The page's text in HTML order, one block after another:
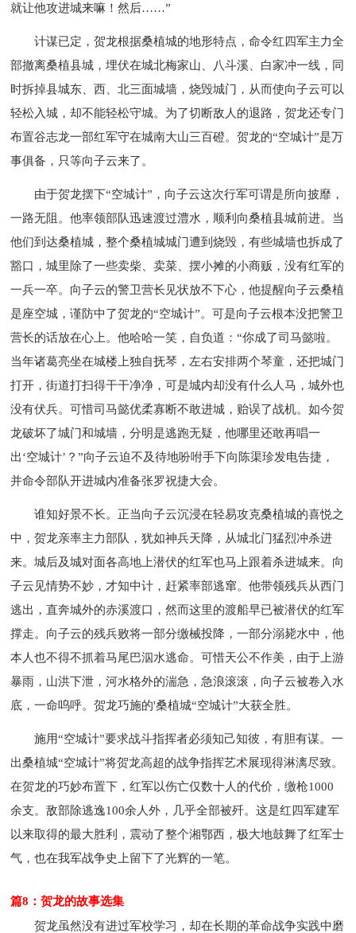
就让他攻进城来嘛！然后……”
计谋已定，贺龙根据桑植城的地形特点，命令红四军主力全
部撤离桑植县城，埋伏在城北梅家山、八斗溪、白家冲一线，同
时拆掉县城东、西、北三面城墙，烧毁城门，从而使向子云可以
轻松入城，却不能轻松守城。为了切断敌人的退路，贺龙还专门
布置谷志龙一部红军守在城南大山三百磴。贺龙的“空城计”是万
事俱备，只等向子云来了。
由于贺龙摆下“空城计”，向子云这次行军可谓是所向披靡，
一路无阻。他率领部队迅速渡过澧水，顺利向桑植县城前进。当
他们到达桑植城，整个桑植城城门遭到烧毁，有些城墙也拆成了
豁口，城里除了一些卖柴、卖菜、摆小摊的小商贩，没有红军的
一兵一卒。向子云的警卫营长见状放不下心，他提醒向子云桑植
是座空城，谨防中了贺龙的“空城计”。可是向子云根本没把警卫
营长的话放在心上。他哈哈一笑，自负道：“你成了司马懿啦。
当年诸葛亮坐在城楼上独自抚琴，左右安排两个琴童，还把城门
打开，街道打扫得干干净净，可是城内却没有什么人马，城外也
没有伏兵。可惜司马懿优柔寡断不敢进城，贻误了战机。如今贺
龙破坏了城门和城墙，分明是逃跑无疑，他哪里还敢再唱一
出‘空城计’？”向子云迫不及待地吩咐手下向陈渠珍发电告捷，
并命令部队开进城内准备张罗祝捷大会。
谁知好景不长。正当向子云沉浸在轻易攻克桑植城的喜悦之
中，贺龙亲率主力部队，犹如神兵天降，从城北门猛烈冲杀进
来。城后及城对面各高地上潜伏的红军也马上跟着杀进城来。向
子云见情势不妙，才知中计，赶紧率部逃窜。他带领残兵从西门
逃出，直奔城外的赤溪渡口，然而这里的渡船早已被潜伏的红军
撑走。向子云的残兵败将一部分缴械投降，一部分溺毙水中，他
本人也不得不抓着马尾巴泅水逃命。可惜天公不作美，由于上游
暴雨，山洪下泄，河水格外的湍急，急浪滚滚，向子云被卷入水
底，一命呜呼。贺龙巧施的'桑植城“空城计”大获全胜。
施用“空城计”要求战斗指挥者必须知己知彼，有胆有谋。一
出桑植城“空城计”将贺龙高超的战争指挥艺术展现得淋漓尽致。
在贺龙的巧妙布置下，红军以伤亡仅数十人的代价，缴枪1000
余支。敌部除逃逸100余人外，几乎全部被歼。这是红四军建军
以来取得的最大胜利，震动了整个湘鄂西，极大地鼓舞了红军士
气，也在我军战争史上留下了光辉的一笔。
篇8：贺龙的故事选集
贺龙虽然没有进过军校学习，却在长期的革命战争实践中磨